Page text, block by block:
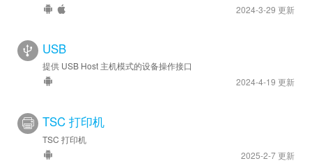
2024-3-29 更新
USB
提供 USB Host 主机模式的设备操作接口
2024-4-19 更新
TSC 打印机
TSC 打印机
2025-2-7 更新